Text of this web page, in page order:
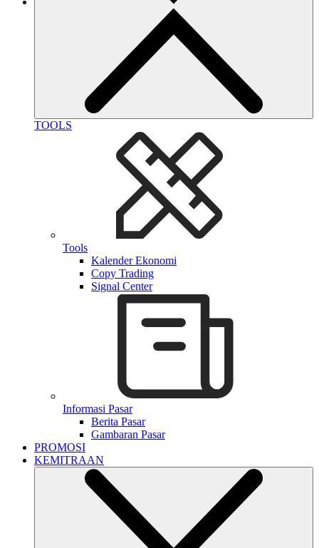
TOOLS
Tools
Kalender Ekonomi
Copy Trading
Signal Center
Informasi Pasar
Berita Pasar
Gambaran Pasar
PROMOSI
KEMITRAAN